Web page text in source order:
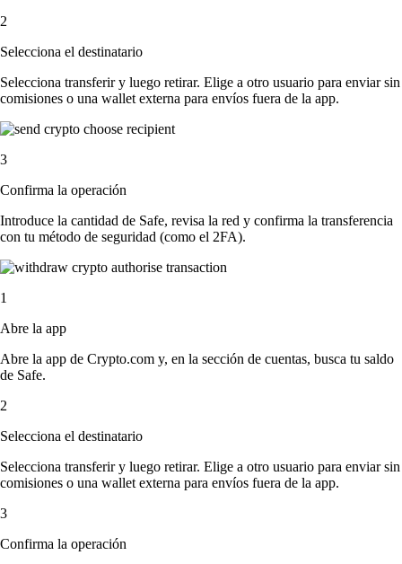
2
Selecciona el destinatario
Selecciona transferir y luego retirar. Elige a otro usuario para enviar sin
comisiones o una wallet externa para envíos fuera de la app.
3
Confirma la operación
Introduce la cantidad de Safe, revisa la red y confirma la transferencia
con tu método de seguridad (como el 2FA).
1
Abre la app
Abre la app de Crypto.com y, en la sección de cuentas, busca tu saldo
de Safe.
2
Selecciona el destinatario
Selecciona transferir y luego retirar. Elige a otro usuario para enviar sin
comisiones o una wallet externa para envíos fuera de la app.
3
Confirma la operación